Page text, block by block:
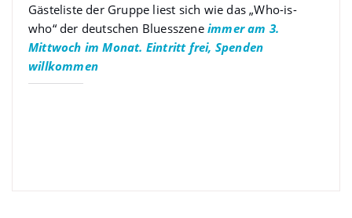
Gästeliste der Gruppe liest sich wie das „Who-is-
who“ der deutschen Bluesszene immer am 3.
Mittwoch im Monat. Eintritt frei, Spenden
willkommen